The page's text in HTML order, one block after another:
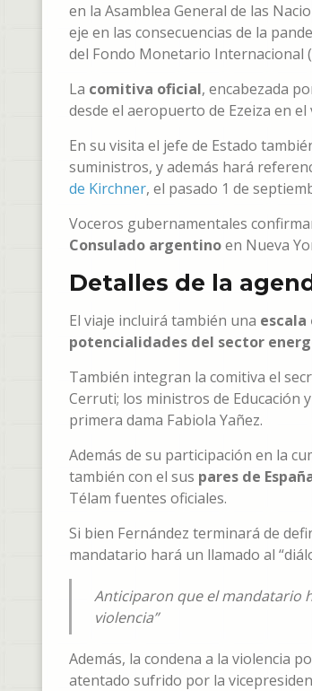
en la Asamblea General de las
eje en las consecuencias de la
del Fondo Monetario Internacional
La comitiva oficial, encabezada
desde el aeropuerto de Ezeiza en
En su visita el jefe de Estado
suministros, y además hará
de Kirchner, el pasado 1 de
Voceros gubernamentales
Consulado argentinoen Nueva
Detalles de la
El viaje incluirá también una escala
potencialidades del sector
También integran la comitiva el
Cerruti; los ministros de Educación
primera dama Fabiola Yañez.
Además de su participación en la
también con el sus pares de
Télam fuentes oficiales.
Si bien Fernández terminará de
mandatario hará un llamado al
Anticiparon que el mandatario
violencia”
Además, la condena a la violencia
atentado sufrido por la